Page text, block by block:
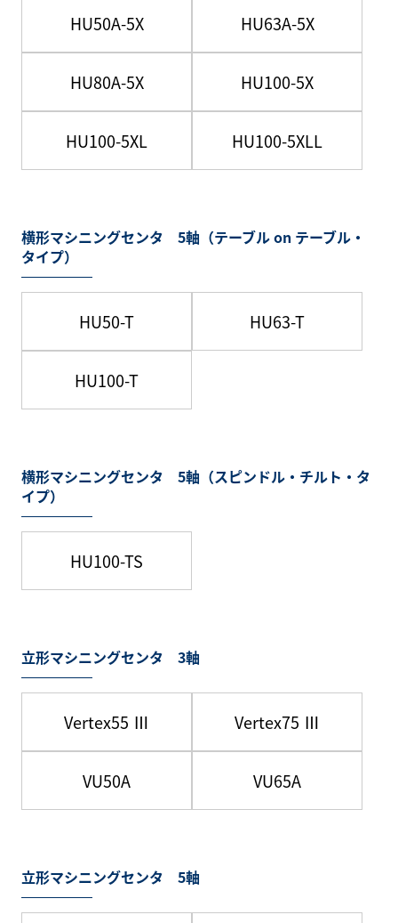
HU50A-5X HU63A-5X
HU80A-5X HU100-5X
HU100-5XL HU100-5XLL
横形マシニングセンタ 5軸（テーブル on テーブル・
タイプ）
HU50-T HU63-T
HU100-T
横形マシニングセンタ 5軸（スピンドル・チルト・タ
イプ）
HU100-TS
立形マシニングセンタ 3軸
Vertex55 Ⅲ Vertex75 Ⅲ
VU50A VU65A
立形マシニングセンタ 5軸